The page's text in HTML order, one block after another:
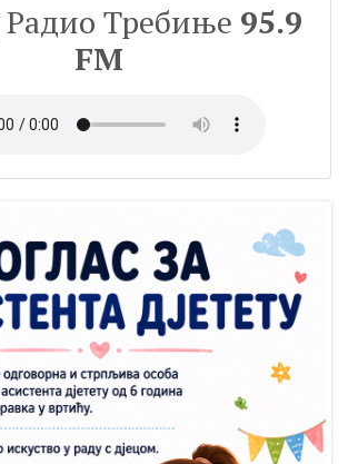
Радио Требиње 95.9
FM